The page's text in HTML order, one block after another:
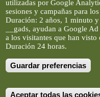
Artículos e imágenes son
permite la difusión de los
contenido de este portal.
utilizadas por Google
sesiones y campañas para
Duración: 2 años, 1 minuto
__gads, ayudan a Google
a los visitantes que han
Duración 24 horas.
Guardar preferencias
Aceptar todas las